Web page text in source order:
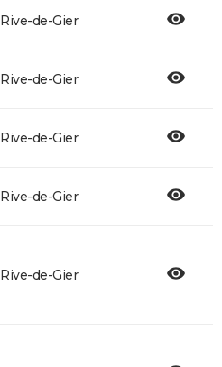
Rive-de-Gier
Rive-de-Gier
Rive-de-Gier
Rive-de-Gier
Rive-de-Gier